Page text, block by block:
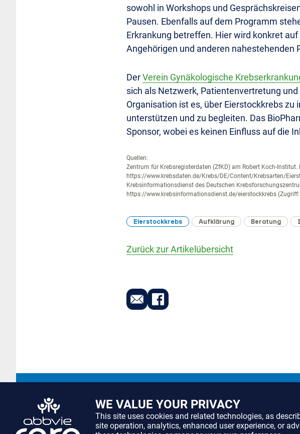
sowohl in Workshops und
Pausen. Ebenfalls auf dem Programm
Erkrankung betreffen. Hier wird konkret
Angehörigen und anderen nahestehenden
DerVerein Gynäkologische
sich als Netzwerk, Patientenvertretung
Organisation ist es, über Eierstockkrebs
unterstützen und zu begleiten. Das
Sponsor, wobei es keinen Einfluss auf die
Quellen:
Zentrum für Krebsregisterdaten (ZfKD) am Robert Koch-
https://www.krebsdaten.de/Krebs/DE/Content/Krebsarten/
Krebsinformationsdienst des Deutschen
https://www.krebsinformationsdienst.de/eierstockkrebs
Eierstockkrebs Aufklärung Beratung
Zurück zur Artikelübersicht
WE VALUE YOUR PRIVACY
This site uses cookies and related technologies, as
site operation, analytics, enhanced user experience, or